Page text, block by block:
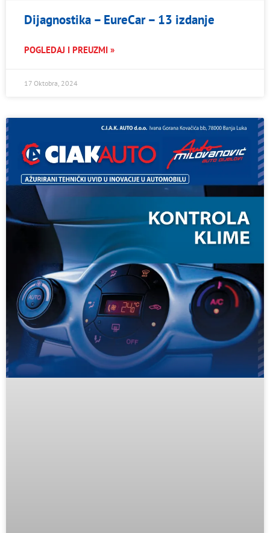
Dijagnostika – EureCar – 13 izdanje
POGLEDAJ I PREUZMI »
17 Oktobra, 2024